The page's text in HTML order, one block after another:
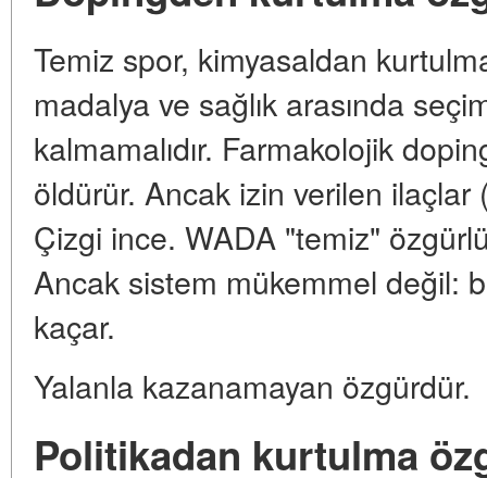
Temiz spor, kimyasaldan
madalya ve sağlık arasında
kalmamalıdır. Farmakolojik
öldürür. Ancak izin verilen ilaçlar
Çizgi ince. WADA "temiz"
Ancak sistem mükemmel değil:
kaçar.
Yalanla kazanamayan özgürdür.
Politikadan kurtulma